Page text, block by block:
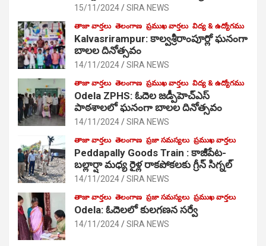
15/11/2024 SIRA NEWS
తాజా వార్తలు తెలంగాణ ప్రముఖ వార్తలు విద్య & ఉద్యోగము
Kalvasrirampur: కాల్వశ్రీరాంపూర్లో ఘనంగా
బాలల దినోత్సవం
14/11/2024 SIRA NEWS
తాజా వార్తలు తెలంగాణ ప్రముఖ వార్తలు విద్య & ఉద్యోగము
Odela ZPHS: ఓదెల జ‌డ్పీహెచ్ఎస్
పాఠ‌శాల‌లో ఘనంగా బాలల దినోత్సవం
14/11/2024 SIRA NEWS
తాజా వార్తలు తెలంగాణ ప్రజా సమస్యలు ప్రముఖ వార్తలు
Peddapally Goods Train : కాజీపేట-
బల్లార్షా మధ్య రైళ్ల రాకపోకలకు గ్రీన్ సిగ్నల్
14/11/2024 SIRA NEWS
తాజా వార్తలు తెలంగాణ ప్రజా సమస్యలు ప్రముఖ వార్తలు
Odela: ఓదెలలో కులగణన సర్వే
14/11/2024 SIRA NEWS